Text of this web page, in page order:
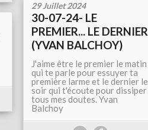
29 Juillet 2024
30-07-24- LE
PREMIER... LE DERNIER
(YVAN BALCHOY)
J'aime être le premier le matin
qui te parle pour essuyer ta
première larme et le dernier le
soir qui t'écoute pour dissiper
tous mes doutes. Yvan
Balchoy